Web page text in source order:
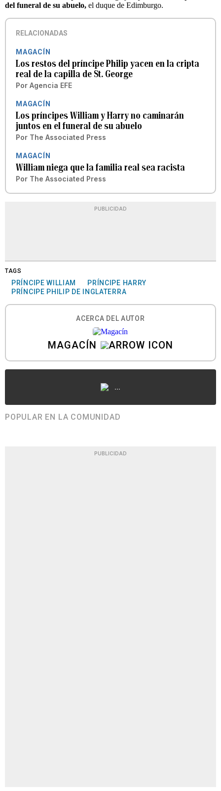
del funeral de su abuelo, el duque de Edimburgo.
RELACIONADAS
MAGACÍN
Los restos del príncipe Philip yacen en la cripta
real de la capilla de St. George
Por Agencia EFE
MAGACÍN
Los príncipes William y Harry no caminarán
juntos en el funeral de su abuelo
Por The Associated Press
MAGACÍN
William niega que la familia real sea racista
Por The Associated Press
PUBLICIDAD
TAGS
PRÍNCIPE WILLIAM
PRÍNCIPE HARRY
PRÍNCIPE PHILIP DE INGLATERRA
ACERCA DEL AUTOR
MAGACÍN
...
POPULAR EN LA COMUNIDAD
PUBLICIDAD